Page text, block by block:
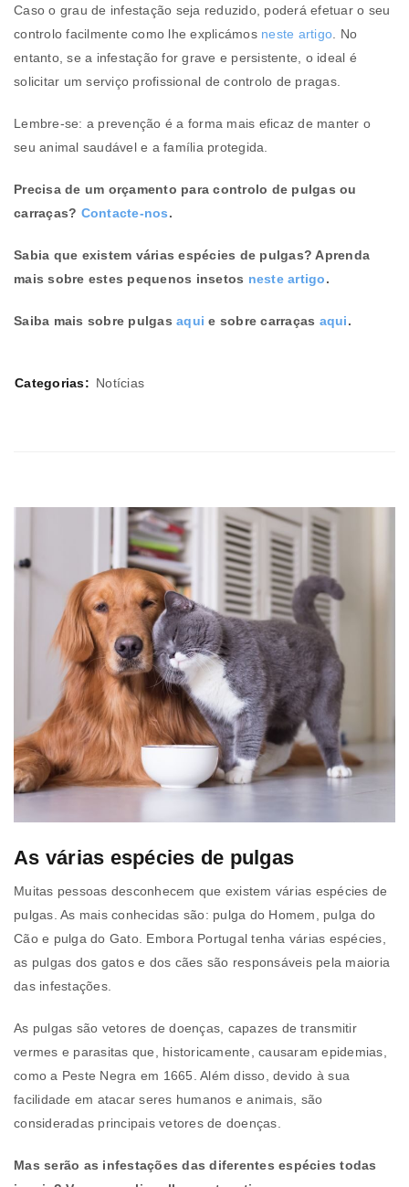
Caso o grau de infestação seja reduzido, poderá efetuar o seu
controlo facilmente como lhe explicámos neste artigo . No
entanto, se a infestação for grave e persistente, o ideal é
solicitar um serviço profissional de controlo de pragas.
Lembre-se: a prevenção é a forma mais eficaz de manter o
seu animal saudável e a família protegida.
Precisa de um orçamento para controlo de pulgas ou
carraças? Contacte-nos.
Sabia que existem várias espécies de pulgas? Aprenda
mais sobre estes pequenos insetos neste artigo.
Saiba mais sobre pulgas aqui e sobre carraças aqui.
Categorias: Notícias
As várias espécies de pulgas
Muitas pessoas desconhecem que existem várias espécies de
pulgas. As mais conhecidas são: pulga do Homem, pulga do
Cão e pulga do Gato. Embora Portugal tenha várias espécies,
as pulgas dos gatos e dos cães são responsáveis pela maioria
das infestações.
As pulgas são vetores de doenças, capazes de transmitir
vermes e parasitas que, historicamente, causaram epidemias,
como a Peste Negra em 1665. Além disso, devido à sua
facilidade em atacar seres humanos e animais, são
consideradas principais vetores de doenças.
Mas serão as infestações das diferentes espécies todas